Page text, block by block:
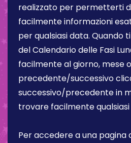
realizzato per permetterti
facilmente informazioni
per qualsiasi data. Quando
del Calendario delle Fasi
facilmente al giorno, mese
precedente/successivo
successivo/precedente in
trovare facilmente
Per accedere a una pagina